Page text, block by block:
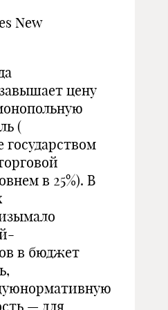
New
цену
(
государством
в 25%). В
в бюджет
— для